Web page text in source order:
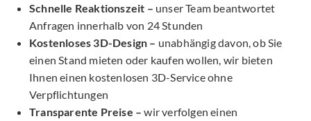
Schnelle Reaktionszeit – unser Team beantwortet
Anfragen innerhalb von 24 Stunden
Kostenloses 3D-Design – unabhängig davon, ob Sie
einen Stand mieten oder kaufen wollen, wir bieten
Ihnen einen kostenlosen 3D-Service ohne
Verpflichtungen
Transparente Preise – wir verfolgen einen